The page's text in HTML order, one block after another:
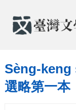
Sèng-
選略第一本